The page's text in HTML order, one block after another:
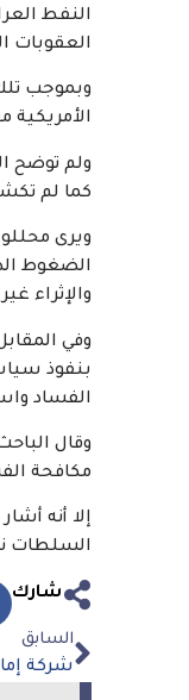
النفط
العقوبات
وبموجب
ولم توضح
كما لم
ويرى
الضغوط
والإثراء
وفي
بنفوذ
الفساد
وقال
مكافحة
إلا أنه
السلطات
شارك
السابق